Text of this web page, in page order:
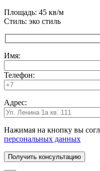
Площадь: 45 кв/м
Стиль: эко стиль
Имя:
Телефон:
Адрес:
Нажимая на кнопку вы
персональных данных